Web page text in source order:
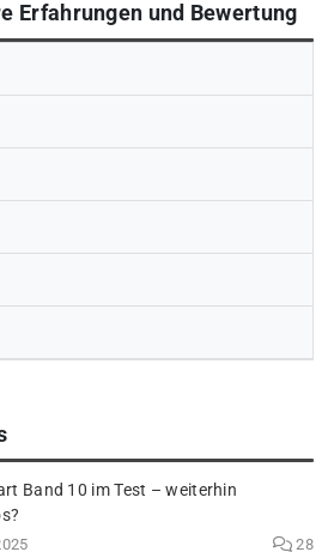
Erfahrungen und Bewertung
Band 10 im Test – weiterhin
28